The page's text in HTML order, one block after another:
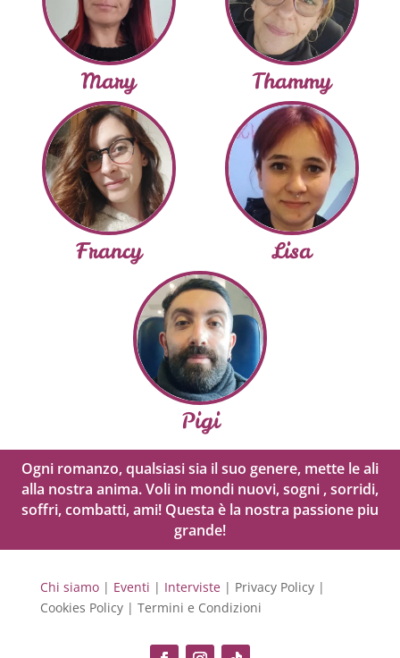
Mary Thammy
Francy Lisa
Pigi
Ogni romanzo, qualsiasi sia il suo genere, mette le ali
alla nostra anima. Voli in mondi nuovi, sogni , sorridi,
soffri, combatti, ami! Questa è la nostra passione piu
grande!
Chi siamo| Eventi | Interviste| Privacy Policy |
Cookies Policy | Termini e Condizioni